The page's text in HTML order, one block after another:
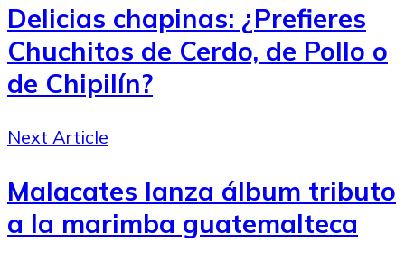
Delicias chapinas: ¿Prefieres
Chuchitos de Cerdo, de Pollo o
de Chipilín?
Next Article
Malacates lanza álbum tributo
a la marimba guatemalteca